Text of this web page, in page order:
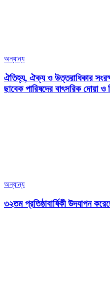
অন্যান্য
ঐতিহ্য, ঐক্য ও উত্তরাধিকার
ছাবেক পারিষদের বাৎসরিক দোয়া
অন্যান্য
৩২তম প্রতিষ্ঠাবার্ষিকী উদযাপন